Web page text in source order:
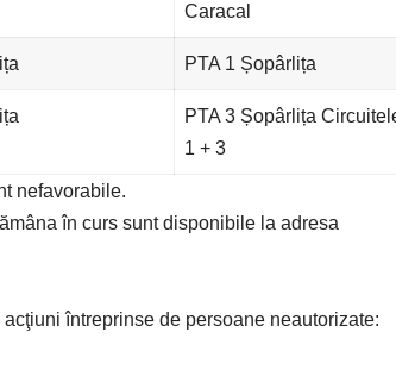
Caracal
PTA 1 Șopârlița
PTA 3 Șopârlița
1 + 3
nefavorabile.
în curs sunt disponibile la adresa
întreprinse de persoane neautorizate: